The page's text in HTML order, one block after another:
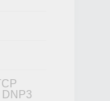
DNP3